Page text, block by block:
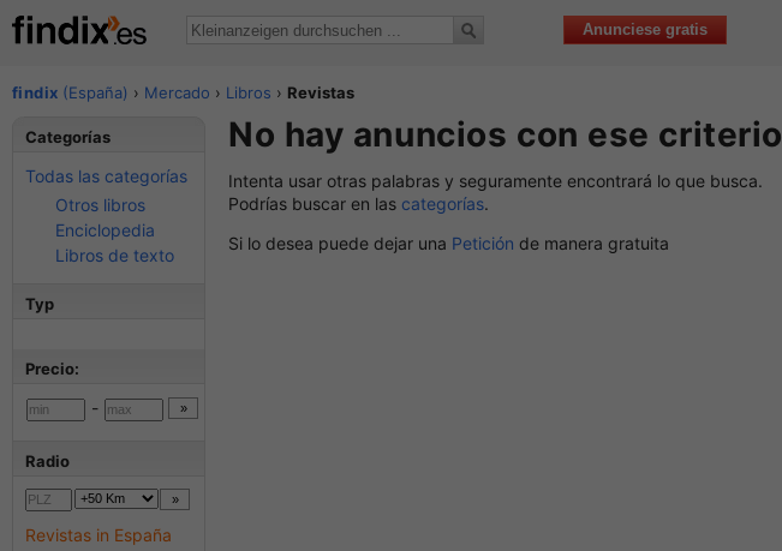
Anunciese gratis
findix (España) › Mercado › Libros › Revistas
No hay anuncios con ese criterio
Intenta usar otras palabras y seguramente encontrará lo que busca.
Podrías buscar en las categorías.
Si lo desea puede dejar una Petición de manera gratuita
Categorías
Todas las categorías
Otros libros
Enciclopedia
Libros de texto
Typ
Precio:
-
Radio
Revistas in España